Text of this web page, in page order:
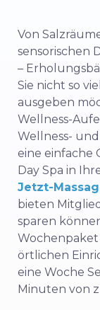
Von
sensorischen
–
Sie nicht so
ausgeben
Wellness-
Wellness-
eine einfache
Day Spa in
Jetzt-
bieten
sparen
örtlichen
eine Woche
Minuten von